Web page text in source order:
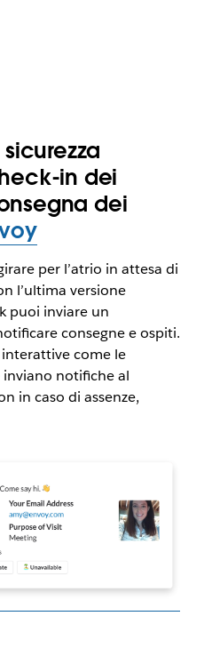
in dei
dei
per l’atrio in attesa di
l’ultima versione
puoi inviare un
consegne e ospiti.
come le
notifiche al
in caso di assenze,